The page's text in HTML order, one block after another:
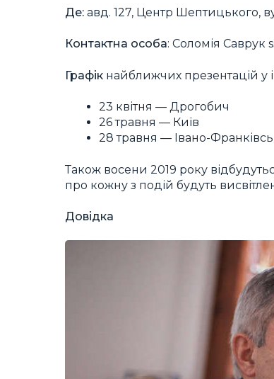
Де: авд. 127, Центр Шептицького,
Контактна особа: Соломія Саврук
Графік найближчих презентацій у
23 квітня — Дрогобич
26 травня — Київ
28 травня — Івано-
Також восени 2019 року
про кожну з подій будуть
Довідка